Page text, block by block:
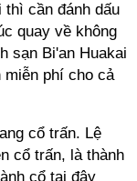
cần đánh dấu
quay về không
sạn Bi'an Huakai
miễn phí cho cả
cổ trấn. Lệ
cổ trấn, là thành
cổ tại đây